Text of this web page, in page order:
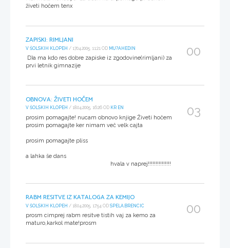
živeti hočem tenx
ZAPISKI: RIMLJANI
V ŠOLSKIH KLOPEH / 17.04.2005, 11:21 OD MU?AHEDIN
D)a ma kdo res dobre zapiske iz zgodovine(rimljani) za
prvi letnik gimnazije
00
OBNOVA: ŽIVETI HOČEM
V ŠOLSKIH KLOPEH / 18.04.2005, 16:26 OD KR EN
prosim pomagajte! nucam obnovo knjige Živeti hočem
prosim pomagajte ker nimam več velk cajta
prosim pomagajte pliss
a lahka še dans
hvala v naprej!!!!!!!!!!!!!!!
03
RABM RESITVE IZ KATALOGA ZA KEMIJO
V ŠOLSKIH KLOPEH / 18.04.2005, 17:54 OD SPELA.BRENCIC
prosm cimprej rabm resitve tistih vaj za kemo za
maturo,karkol mate!prosm
00